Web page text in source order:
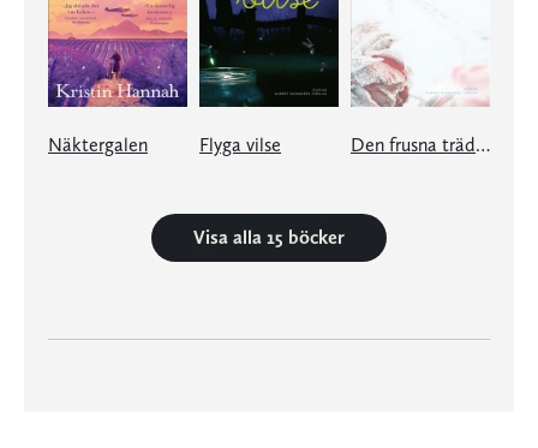
Näktergalen Flyga vilse Den frusna trädgården
Visa alla 15 böcker